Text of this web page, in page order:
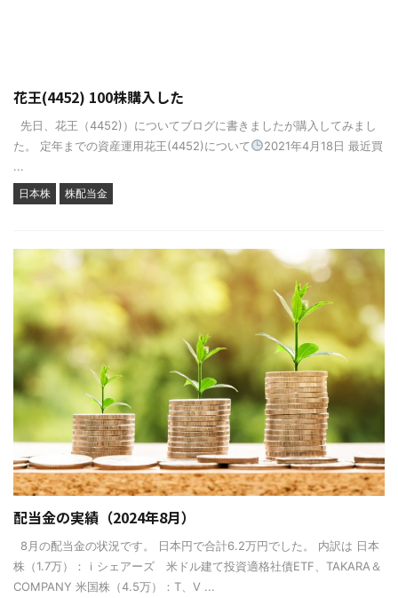
花王(4452) 100株購入した
先日、花王（4452)）についてブログに書きましたが購入してみまし
た。 定年までの資産運用花王(4452)について
2021年4月18日 最近買
...
日本株 株配当金
配当金の実績（2024年8月）
8月の配当金の状況です。 日本円で合計6.2万円でした。 内訳は 日本
株（1.7万）：ｉシェアーズ 米ドル建て投資適格社債ETF、TAKARA＆
COMPANY 米国株（4.5万）：T、V ...